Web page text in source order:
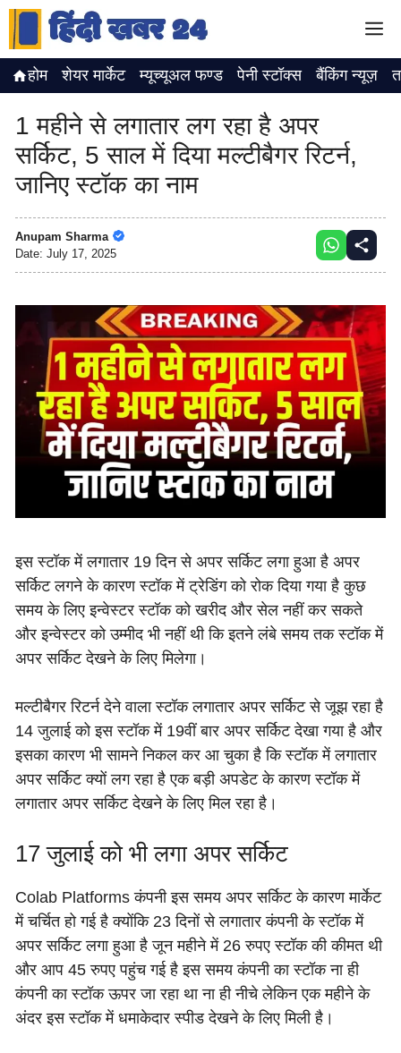
Skip
content
होम शेयर मार्केट म्यूच्यूअल फण्ड पेनी स्टॉक्स बैंकिंग न्यूज़
1 महीने से लगातार लग रहा है अपर
सर्किट, 5 साल में दिया मल्टीबैगर रिटर्न,
जानिए स्टॉक का नाम
Anupam Sharma
Date: July 17, 2025
इस स्टॉक में लगातार 19 दिन से अपर सर्किट लगा हुआ है अपर
सर्किट लगने के कारण स्टॉक में ट्रेडिंग को रोक दिया गया है कुछ
समय के लिए इन्वेस्टर स्टॉक को खरीद और सेल नहीं कर सकते
और इन्वेस्टर को उम्मीद भी नहीं थी कि इतने लंबे समय तक स्टॉक में
अपर सर्किट देखने के लिए मिलेगा।
मल्टीबैगर रिटर्न देने वाला स्टॉक लगातार अपर सर्किट से जूझ रहा है
14 जुलाई को इस स्टॉक में 19वीं बार अपर सर्किट देखा गया है और
इसका कारण भी सामने निकल कर आ चुका है कि स्टॉक में लगातार
अपर सर्किट क्यों लग रहा है एक बड़ी अपडेट के कारण स्टॉक में
लगातार अपर सर्किट देखने के लिए मिल रहा है।
17 जुलाई को भी लगा अपर सर्किट
Colab Platforms कंपनी इस समय अपर सर्किट के कारण मार्केट
में चर्चित हो गई है क्योंकि 23 दिनों से लगातार कंपनी के स्टॉक में
अपर सर्किट लगा हुआ है जून महीने में 26 रुपए स्टॉक की कीमत थी
और आप 45 रुपए पहुंच गई है इस समय कंपनी का स्टॉक ना ही
कंपनी का स्टॉक ऊपर जा रहा था ना ही नीचे लेकिन एक महीने के
अंदर इस स्टॉक में धमाकेदार स्पीड देखने के लिए मिली है।